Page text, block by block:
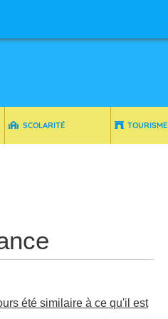
SCOLARITÉ TOURISME
été similaire à ce qu'il est